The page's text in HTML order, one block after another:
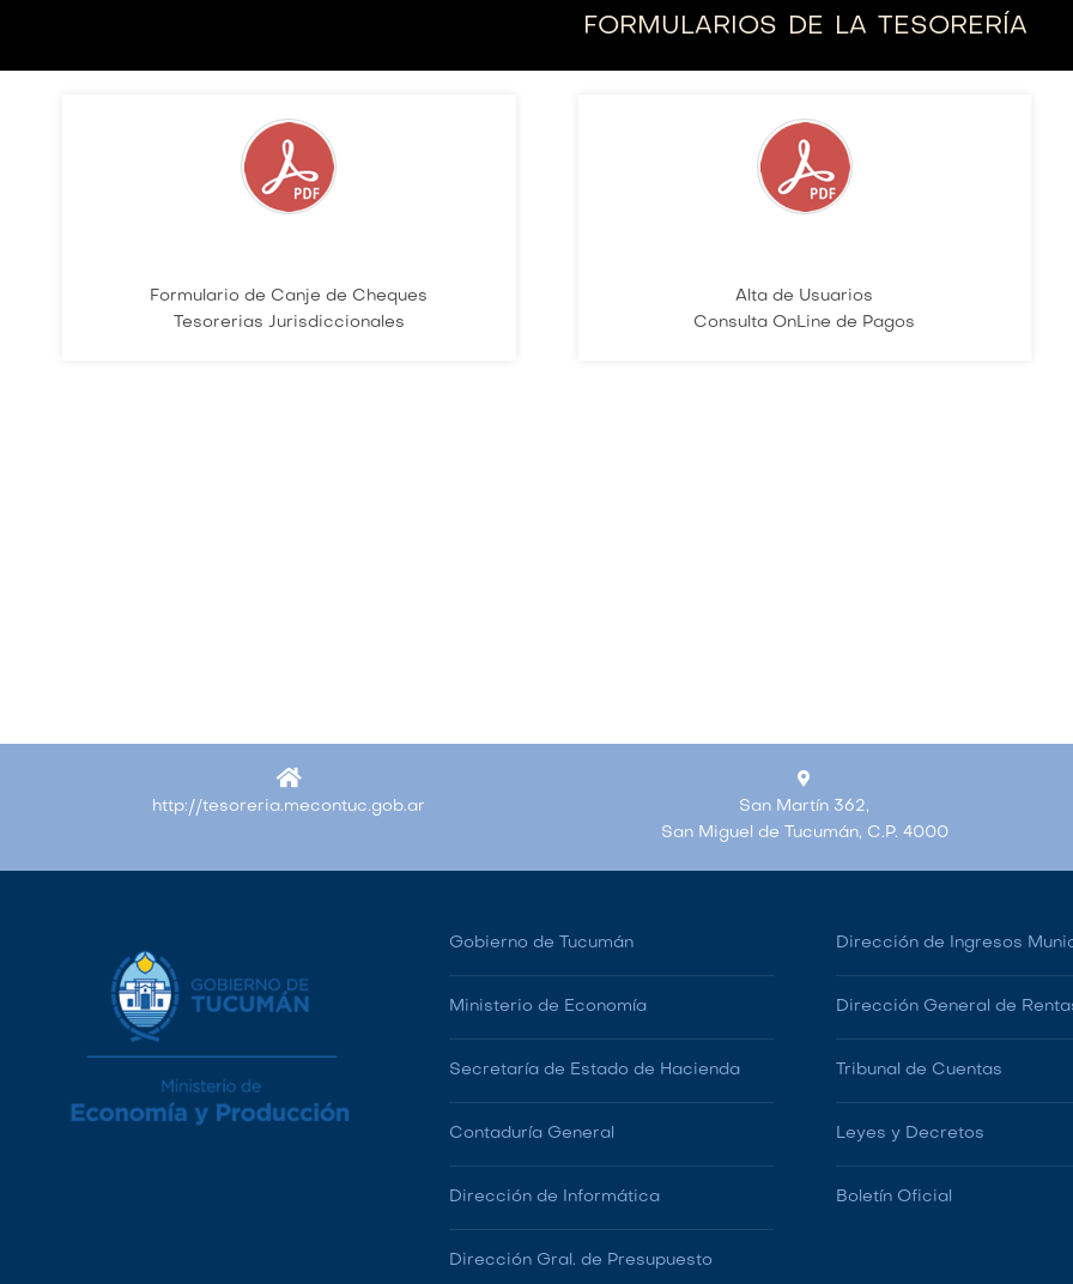
formularios de la tesorería
Formulario de Canje de Cheques
Tesorerias Jurisdiccionales
Alta de Usuarios
Consulta OnLine de Pagos
http://tesoreria.mecontuc.gob.ar
San Martín 362,
San Miguel de Tucumán, C.P. 4000
Gobierno de Tucumán
Ministerio de Economía
Secretaría de Estado de Hacienda
Contaduría General
Dirección de Informática
Dirección Gral. de Presupuesto
Dirección de Ingresos
Dirección General de
Tribunal de Cuentas
Leyes y Decretos
Boletín Oficial